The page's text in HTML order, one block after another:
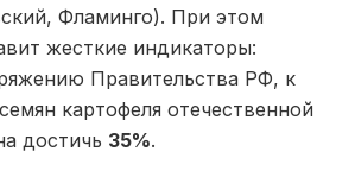
Фламинго). При этом
жесткие индикаторы:
Правительства РФ, к
картофеля отечественной
достичь 35%.